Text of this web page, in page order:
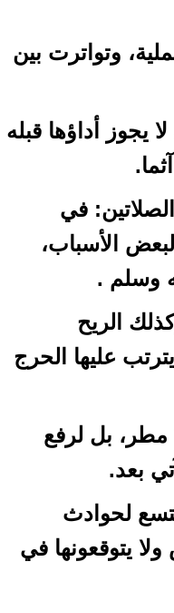
وتواترت بين
يجوز أداؤها قبله
في
الأسباب،
وسلم .
الريح
عليها الحرج
مطر، بل لرفع
بعد.
لحوادث
يتوقعونها في